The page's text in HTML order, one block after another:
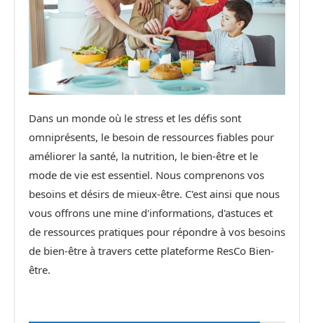
Dans un monde où le stress et les défis sont
omniprésents, le besoin de ressources fiables pour
améliorer la santé, la nutrition, le bien-être et le
mode de vie est essentiel. Nous comprenons vos
besoins et désirs de mieux-être. C'est ainsi que nous
vous offrons une mine d'informations, d'astuces et
de ressources pratiques pour répondre à vos besoins
de bien-être à travers cette plateforme ResCo Bien-
être.